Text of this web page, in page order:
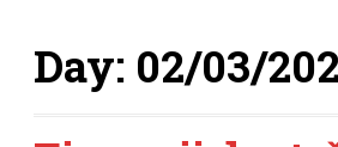
Day: 02/03/